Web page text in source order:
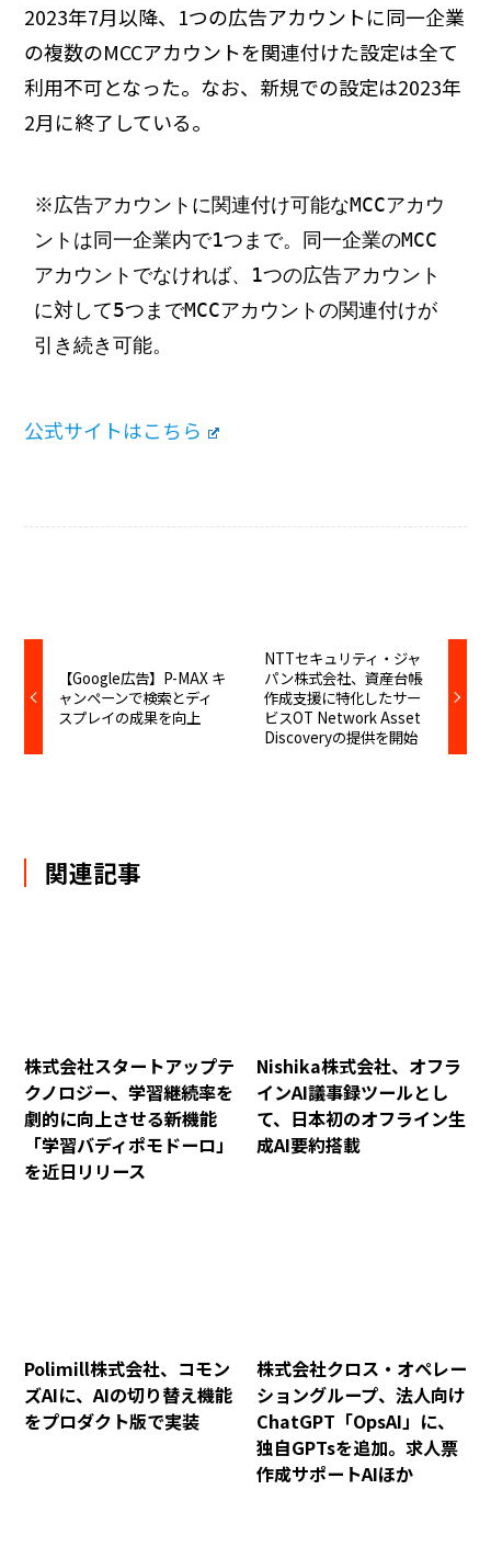
2023年7月以降、1つの広告アカウントに同一企業
の複数のMCCアカウントを関連付けた設定は全て
利用不可となった。なお、新規での設定は2023年
2月に終了している。
※広告アカウントに関連付け可能なMCCアカウ
ントは同一企業内で1つまで。同一企業のMCC
アカウントでなければ、1つの広告アカウント
に対して5つまでMCCアカウントの関連付けが
引き続き可能。
公式サイトはこちら
【Google広告】P-MAX キ
ャンペーンで検索とディ
スプレイの成果を向上
NTTセキュリティ・ジャ
パン株式会社、資産台帳
作成支援に特化したサー
ビスOT Network Asset
Discoveryの提供を開始
関連記事
株式会社スタートアップテ
クノロジー、学習継続率を
劇的に向上させる新機能
「学習バディポモドーロ」
を近日リリース
Nishika株式会社、オフラ
インAI議事録ツールとし
て、日本初のオフライン生
成AI要約搭載
Polimill株式会社、コモン
ズAIに、AIの切り替え機能
をプロダクト版で実装
株式会社クロス・オペレー
ショングループ、法人向け
ChatGPT「OpsAI」に、
独自GPTsを追加。求人票
作成サポートAIほか